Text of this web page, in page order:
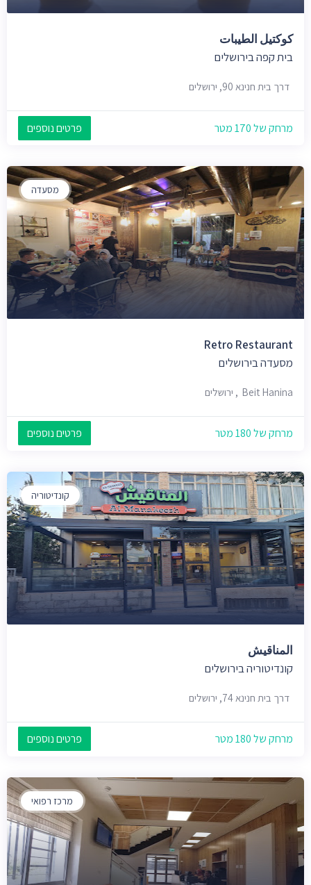
كوكتيل الطيبات
בית קפה בירושלים
דרך בית חנינא 90, ירושלים
מרחק של 170 מטר פרטים נוספים
מסעדה
Retro Restaurant
מסעדה בירושלים
Beit Hanina, ירושלים
מרחק של 180 מטר פרטים נוספים
קונדיטוריה
المناقيش
קונדיטוריה בירושלים
דרך בית חנינא 74, ירושלים
מרחק של 180 מטר פרטים נוספים
מרכז רפואי